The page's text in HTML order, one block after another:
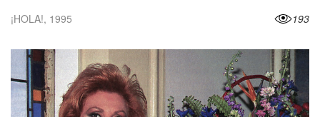
¡HOLA!, 1995 193